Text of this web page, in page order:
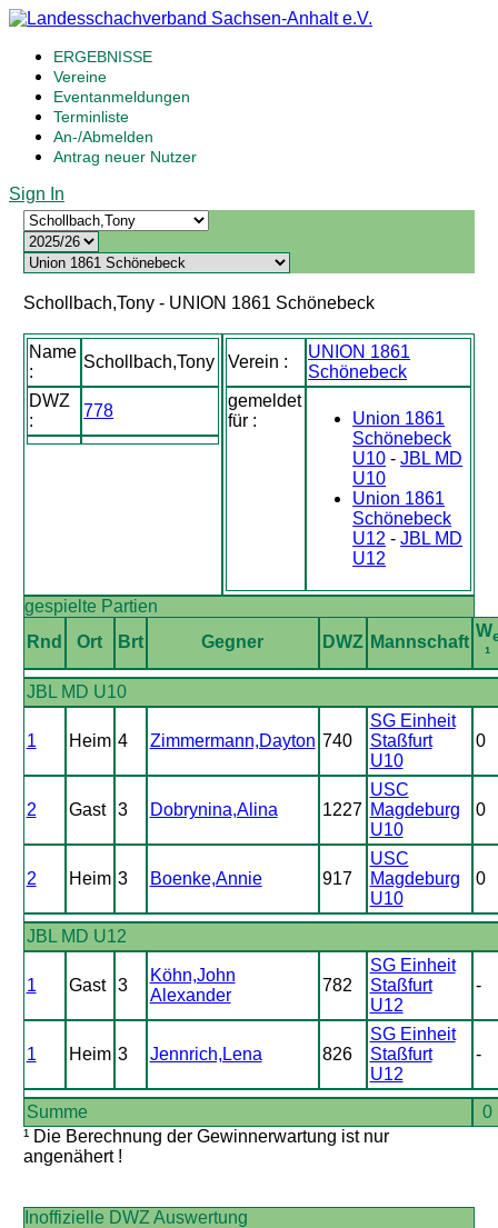
ERGEBNISSE
Vereine
Eventanmeldungen
Terminliste
An-/Abmelden
Antrag neuer Nutzer
Sign In
Schollbach,Tony - UNION 1861 Schönebeck
Name
:
Schollbach,Tony
DWZ
:
778
Verein :
UNION 1861
Schönebeck
gemeldet
für :
Union 1861
Schönebeck
U10 -JBL MD
U10
Union 1861
Schönebeck
U12 -JBL MD
U12
gespielte Partien
Rnd
Ort Brt Gegner DWZ Mannschaft
W
¹
JBL MD U10
1 Heim 4 Zimmermann,Dayton 740
SG Einheit
Staßfurt
U10
0
2 Gast 3 Dobrynina,Alina 1227
USC
Magdeburg
U10
0
2 Heim 3 Boenke,Annie 917
USC
Magdeburg
U10
0
JBL MD U12
1 Gast 3
Köhn,John
Alexander
782
SG Einheit
Staßfurt
U12
-
1 Heim 3 Jennrich,Lena 826
SG Einheit
Staßfurt
U12
-
Summe
0
¹ Die Berechnung der Gewinnerwartung ist nur
angenähert !
Inoffizielle DWZ Auswertung